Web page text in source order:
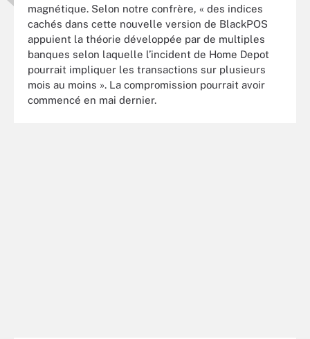
magnétique. Selon notre confrère, « des indices
cachés dans cette nouvelle version de BlackPOS
appuient la théorie développée par de multiples
banques selon laquelle l’incident de Home Depot
pourrait impliquer les transactions sur plusieurs
mois au moins ». La compromission pourrait avoir
commencé en mai dernier.